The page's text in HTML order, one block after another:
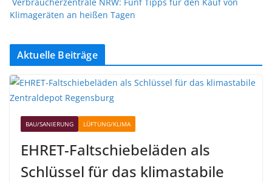
Klimageräten an heißen Tagen
Aktuelle Beiträge
BAU/SANIERUNG LÜFTUNG/KLIMA
EHRET-Faltschiebeläden als
Schlüssel für das klimastabile